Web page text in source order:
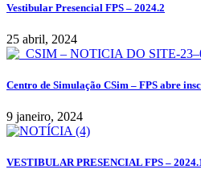
Vestibular Presencial FPS – 2024.2
25 abril, 2024
Centro de Simulação CSim – FPS abre
9 janeiro, 2024
VESTIBULAR PRESENCIAL FPS –